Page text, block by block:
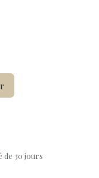
de 30 jours